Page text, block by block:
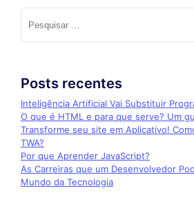
Posts recentes
Inteligência Artificial Vai Substituir
O que é HTML e para que serve? Um
Transforme seu site em Aplicativo!
TWA?
Por que Aprender JavaScript?
As Carreiras que um Desenvolvedor
Mundo da Tecnologia